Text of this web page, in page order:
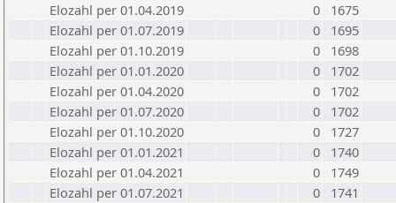
Elozahl per 01.04.2019
0
1675
Elozahl per 01.07.2019
0
1695
Elozahl per 01.10.2019
0
1698
Elozahl per 01.01.2020
0
1702
Elozahl per 01.04.2020
0
1702
Elozahl per 01.07.2020
0
1702
Elozahl per 01.10.2020
0
1727
Elozahl per 01.01.2021
0
1740
Elozahl per 01.04.2021
0
1749
Elozahl per 01.07.2021
0
1741